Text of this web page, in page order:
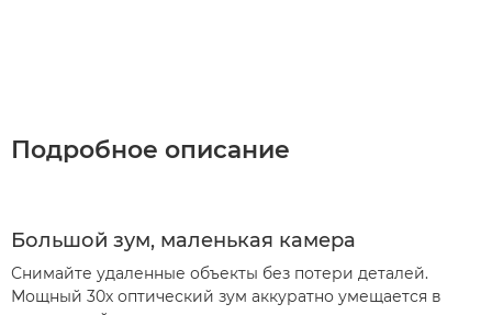
Подробное описание
Большой зум, маленькая камера
Снимайте удаленные объекты без потери деталей.
Мощный 30х оптический зум аккуратно умещается в